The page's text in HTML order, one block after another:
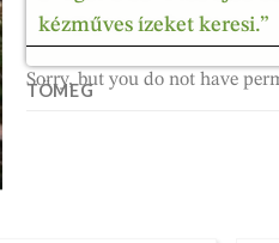
kézműves ízeket keresi.”
Sorry, but you do not have
TÖMEG